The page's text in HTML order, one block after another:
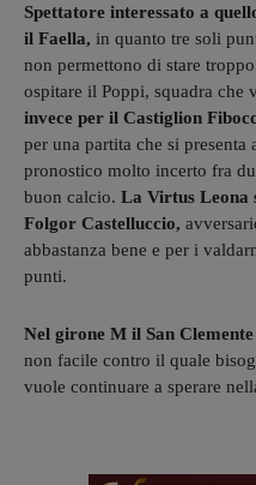
Spettatore interessato a
il Faella, in quanto tre soli
non permettono di stare
ospitare il Poppi, squadra che
invece per il Castiglion
per una partita che si presenta
pronostico molto incerto fra
buon calcio. La Virtus Leona
Folgor Castelluccio,
abbastanza bene e per i
punti.
Nel girone M il San
non facile contro il quale
vuole continuare a sperare